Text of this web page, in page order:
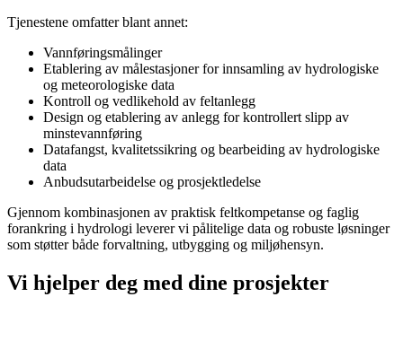
Tjenestene omfatter blant annet:
Vannføringsmålinger
Etablering av målestasjoner for innsamling av hydrologiske
og meteorologiske data
Kontroll og vedlikehold av feltanlegg
Design og etablering av anlegg for kontrollert slipp av
minstevannføring
Datafangst, kvalitetssikring og bearbeiding av hydrologiske
data
Anbudsutarbeidelse og prosjektledelse
Gjennom kombinasjonen av praktisk feltkompetanse og faglig
forankring i hydrologi leverer vi pålitelige data og robuste løsninger
som støtter både forvaltning, utbygging og miljøhensyn.
Vi hjelper deg med dine prosjekter